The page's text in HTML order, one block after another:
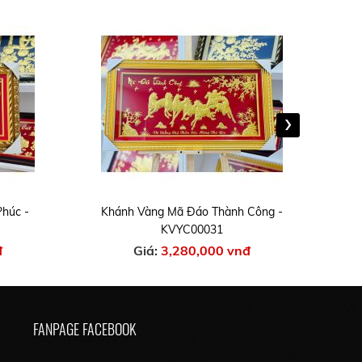
-
Khánh Vàng Mã Đáo Thành Công -
KVYC00031
Giá:3,280,000 vnđ
›
FANPAGE FACEBOOK